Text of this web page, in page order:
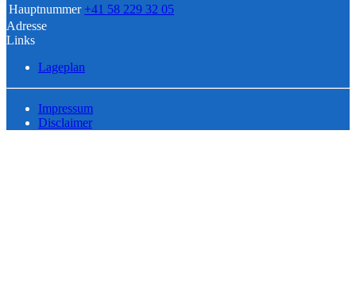
Hauptnummer +41 58 229 32 05
Adresse
Links
Lageplan
Impressum
Disclaimer